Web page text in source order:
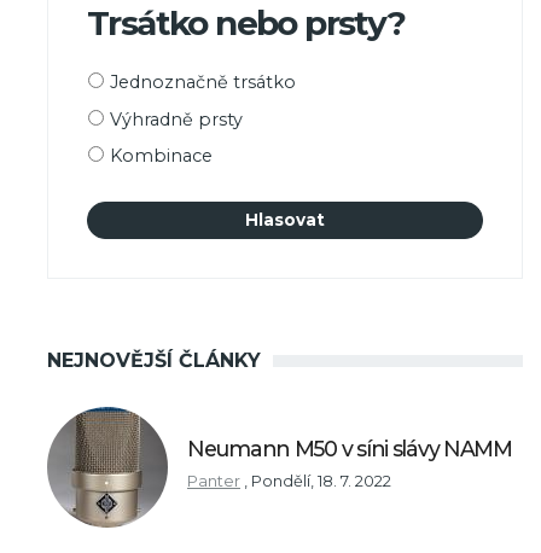
Trsátko nebo prsty?
Možnosti
Jednoznačně trsátko
Výhradně prsty
Kombinace
NEJNOVĚJŠÍ ČLÁNKY
Neumann M50 v síni slávy NAMM
Panter Pondělí, 18. 7. 2022